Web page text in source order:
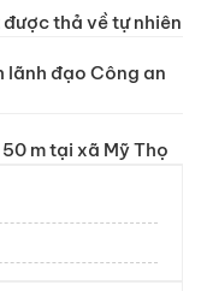
thả về tự nhiên
đạo Công an
m tại xã Mỹ Thọ